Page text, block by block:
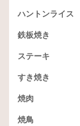
ハントンライス
鉄板焼き
ステーキ
すき焼き
焼肉
焼鳥